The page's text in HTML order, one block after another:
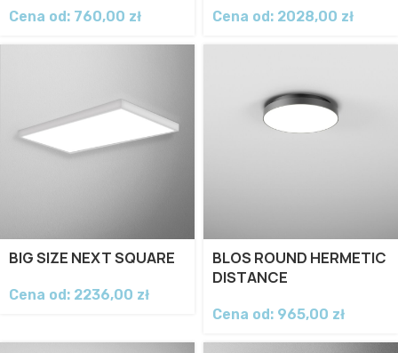
Cena od: 760,00 zł Cena od: 2028,00 zł
BIG SIZE NEXT SQUARE
Cena od: 2236,00 zł
BLOS ROUND HERMETIC
DISTANCE
Cena od: 965,00 zł